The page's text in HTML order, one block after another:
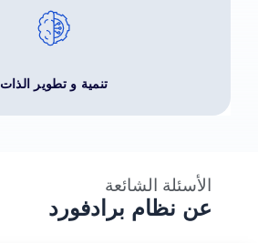
تنمية و تطوير الذات
الأسئلة الشائعة
عن نظام برادفورد